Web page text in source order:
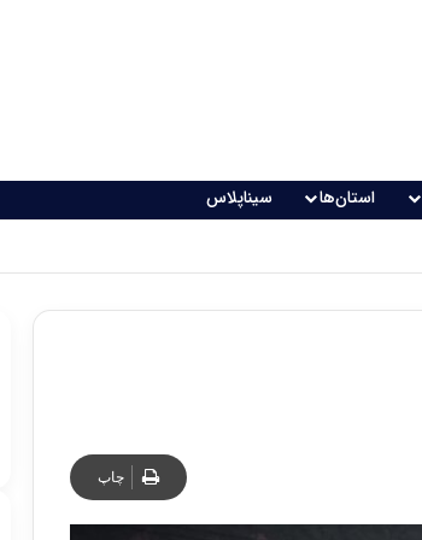
استان‌ها سیناپلاس
چاپ